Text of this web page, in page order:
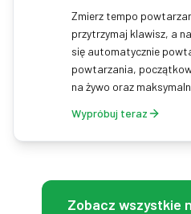
Zmierz tempo
przytrzymaj klawisz, a
się automatycznie
powtarzania,
na żywo oraz
Wypróbuj teraz
Zobacz wszystkie